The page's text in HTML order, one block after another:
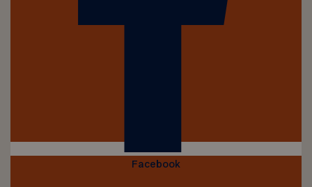
Facebook